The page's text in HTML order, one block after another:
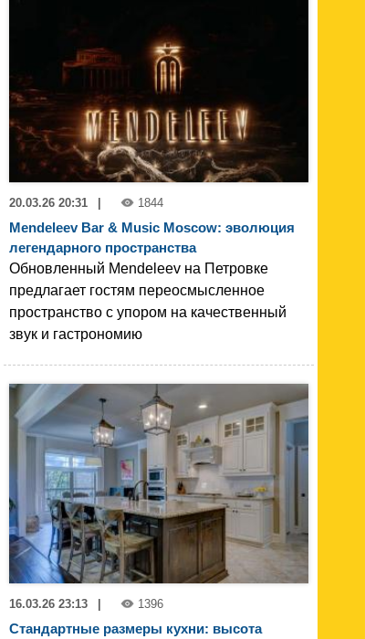
20.03.26 20:31 1844
Mendeleev Bar & Music Moscow: эволюция
легендарного пространства
Обновленный Mendeleev на Петровке
предлагает гостям переосмысленное
пространство с упором на качественный
звук и гастрономию
16.03.26 23:13 1396
Стандартные размеры кухни: высота